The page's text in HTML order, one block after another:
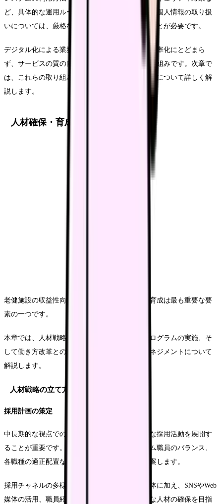
ど、具体的な運用ルールを明確化します。特に、個人情報の取り扱
いについては、厳格なガイドラインを設定することが必要です。
デジタル化による業務効率化は、単なる作業の効率化にとどまら
ず、サービスの質の向上にもつながる重要な取り組みです。次章で
は、これらの取り組みを支える人材の確保と育成について詳しく解
説します。
人材確保・育成と収益性の関係
老健施設の収益性向上において、人材の確保と育成は最も重要な要
素の一つです。
本章では、人材戦略の立案から具体的な育成プログラムの実施、そ
して働き方改革との両立まで、包括的な人材マネジメントについて
解説します。
人材戦略の立て方
採用計画の策定
中長期的な視点での人材需要を予測し、計画的な採用活動を展開す
ることが重要です。特に、正職員とパートタイム職員のバランス、
各職種の適正配置などを考慮した採用計画を立案します。
採用チャネルの多様化も重要で、従来の求人媒体に加え、SNSやWeb
媒体の活用、職員紹介制度の充実により、優秀な人材の確保を目指